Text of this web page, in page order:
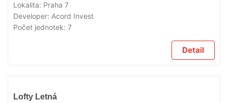
Lokalita: Praha 7
Developer: Acord Invest
Počet jednotek: 7
Detail
Lofty Letná